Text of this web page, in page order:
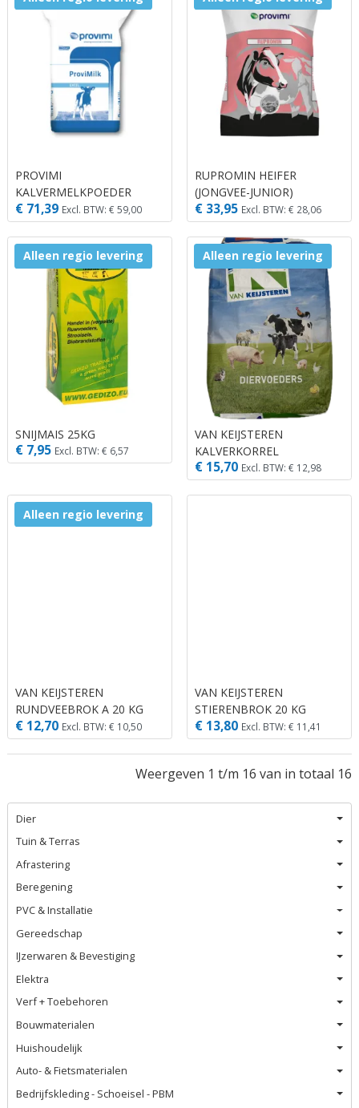
Dier
Tuin & Terras
Afrastering
Beregening
PVC & Installatie
Gereedschap
IJzerwaren & Bevestiging
Elektra
Verf + Toebehoren
Bouwmaterialen
Huishoudelijk
Auto- & Fietsmaterialen
Bedrijfskleding - Schoeisel - PBM
PROVIMI
KALVERMELKPOEDER
EXCEL
€ 71,39 Excl. BTW: € 59,00
RUPROMIN HEIFER
(JONGVEE-JUNIOR)
€ 33,95 Excl. BTW: € 28,06
Alleen regio levering
SNIJMAIS 25KG
€ 7,95 Excl. BTW: € 6,57
Alleen regio levering
VAN KEIJSTEREN
KALVERKORREL
€ 15,70 Excl. BTW: € 12,98
Alleen regio levering
VAN KEIJSTEREN
RUNDVEEBROK A 20 KG
€ 12,70 Excl. BTW: € 10,50
VAN KEIJSTEREN
STIERENBROK 20 KG
€ 13,80 Excl. BTW: € 11,41
Weergeven 1 t/m 16 van in totaal 16